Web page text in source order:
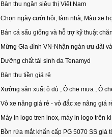
Bàn thu ngân siêu thị Việt Nam
Chọn ngày cưới hỏi, làm nhà, Màu xe
Bán cá sấu giống và hỗ trợ kỹ thuật
Mừng Gia đình VN-Nhận ngàn ưu đãi
Dưỡng chất tái sinh da Tenamyd
Bàn thu tiền giá rẻ
Xưởng sản xuất ô dù , Ô che mưa , Ô
Vỏ xe nâng giá rẻ - vỏ đắc xe nâng giá
Máy in logo tren inox, máy in logo trên
Bồn rửa mắt khẩn cấp PG 5070 SS giá